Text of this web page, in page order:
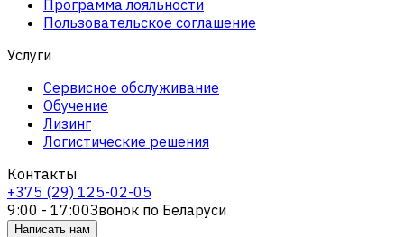
Программа лояльности
Пользовательское соглашение
Услуги
Сервисное обслуживание
Обучение
Лизинг
Логистические решения
Контакты
+375 (29) 125-02-05
9:00 - 17:00Звонок по Беларуси
Написать нам